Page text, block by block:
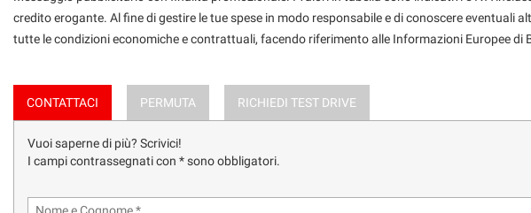
credito erogante. Al fine di gestire le tue spese in modo responsabile e di conoscere
tutte le condizioni economiche e contrattuali, facendo riferimento alle Informazioni Europee
CONTATTACI PERMUTA RICHIEDI TEST DRIVE
Vuoi saperne di più? Scrivici!
I campi contrassegnati con * sono obbligatori.